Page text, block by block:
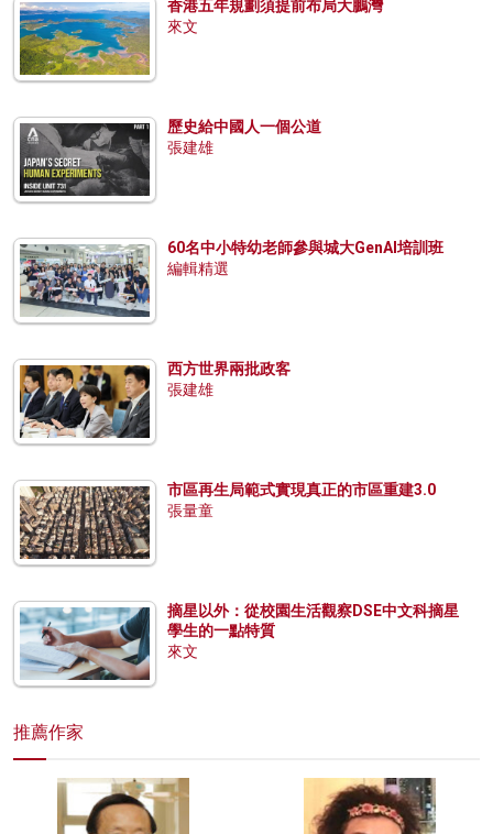
香港五年規劃須提前布局大鵬灣
來文
歷史給中國人一個公道
張建雄
60名中小特幼老師參與城大GenAI培訓班
編輯精選
西方世界兩批政客
張建雄
市區再生局範式實現真正的市區重建3.0
張量童
摘星以外：從校園生活觀察DSE中文科摘星
學生的一點特質
來文
推薦作家